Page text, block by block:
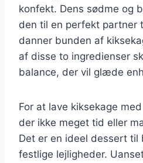
konfekt. Dens sødme og
den til en perfekt partner
danner bunden af
af disse to ingredienser
balance, der vil glæde
For at lave kiksekage
der ikke meget tid eller
Det er en ideel dessert til
festlige lejligheder.